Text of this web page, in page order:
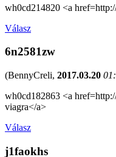
wh0cd214820 <a
Válasz
6n2581zw
(BennyCreli, 2017.03.20
wh0cd182863 <a
viagra</a>
Válasz
j1faokhs